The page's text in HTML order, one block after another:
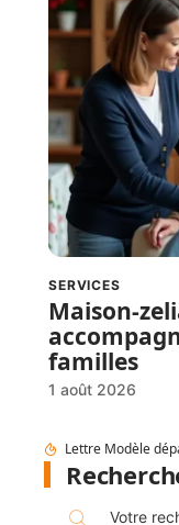
SERVICES
Maison-
familles
1 août 2026